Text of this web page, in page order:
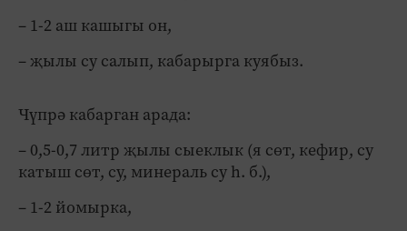
– 1-2 аш кашыгы он,
– җылы су салып, кабарырга куябыз.
Чүпрә кабарган арада:
– 0,5-0,7 литр җылы сыеклык (я сөт, кефир, су
катыш сөт, су, минераль су һ. б.),
– 1-2 йомырка,